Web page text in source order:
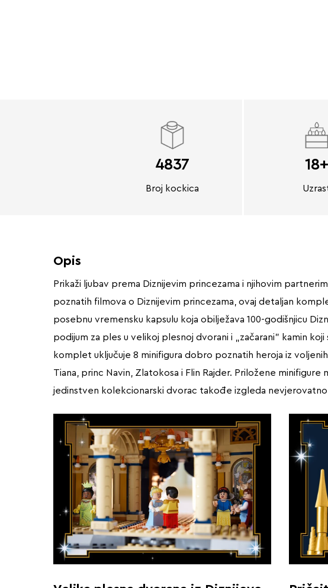
4837
Broj kockica
18+
Opis
Prikaži ljubav prema Diznijevim princezama i njihovim
poznatih filmova o Diznijevim princezama, ovaj detaljan
posebnu vremensku kapsulu koja obilježava 100-godišnjicu
podijum za ples u velikoj plesnoj dvorani i „začarani” kamin
komplet uključuje 8 minifigura dobro poznatih heroja iz
Tiana, princ Navin, Zlatokosa i Flin Rajder. Priložene
jedinstven kolekcionarski dvorac takođe izgleda nevjerovatno